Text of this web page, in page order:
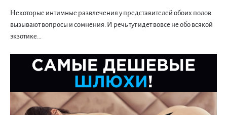
Некоторые интимные развлечения у представителей обоих полов
вызывают вопросы и сомнения. И речь тут идет вовсе не обо всякой
экзотике…